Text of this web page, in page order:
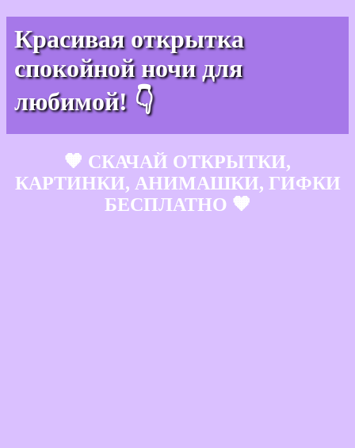
Красивая открытка
спокойной ночи для
любимой! 👇
🧡 СКАЧАЙ ОТКРЫТКИ,
КАРТИНКИ, АНИМАШКИ, ГИФКИ
БЕСПЛАТНО 🧡